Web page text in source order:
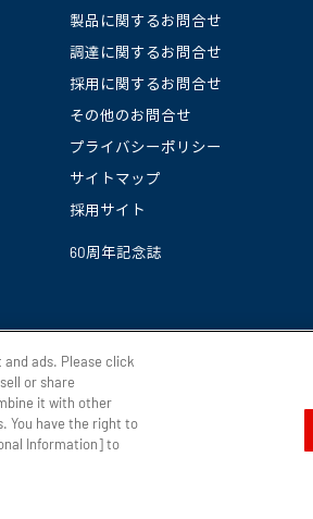
製品に関するお問合せ
調達に関するお問合せ
採用に関するお問合せ
その他のお問合せ
プライバシーポリシー
サイトマップ
採用サイト
60周年記念誌
ads. Please click
or share
it with other
You have the right to
Information] to